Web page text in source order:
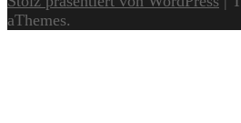
aThemes.